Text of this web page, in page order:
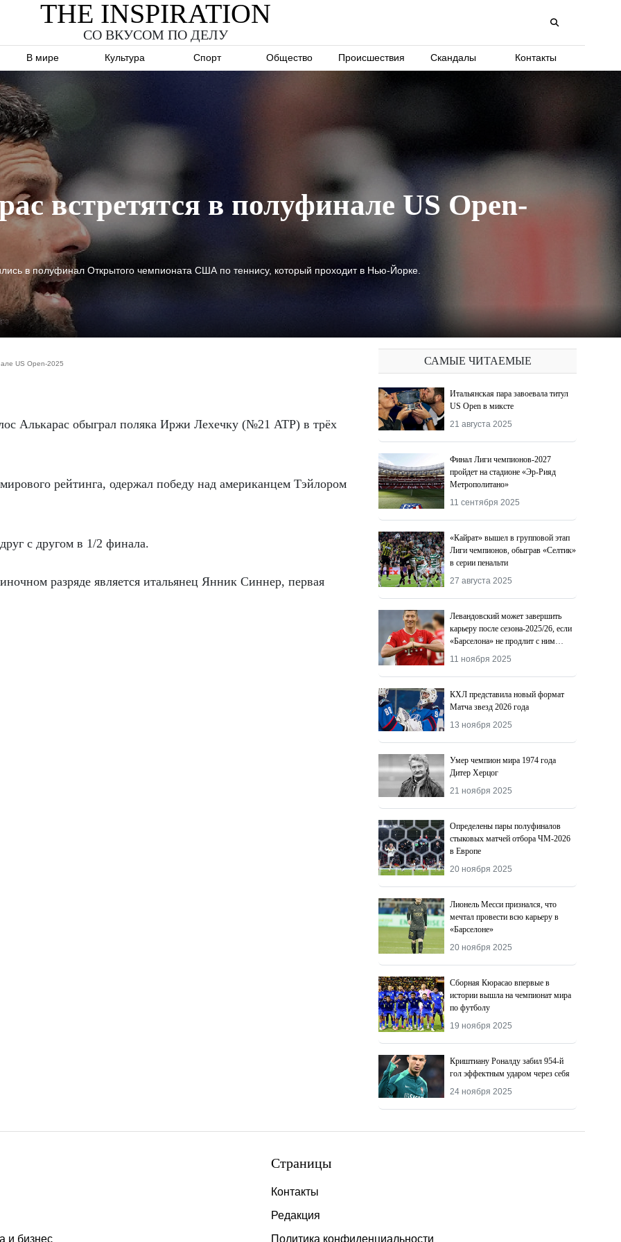
THE INSPIRATION
СО ВКУСОМ ПО ДЕЛУ
В мире Культура Спорт Общество Происшествия Скандалы Контакты
встретятся в полуфинале US Open-
в полуфинал Открытого чемпионата США по теннису, который проходит в Нью-Йорке.
US Open-2025
рейтинга, одержал победу над американцем Тэйлором
с другом в 1/2 финала.
разряде является итальянец Янник Синнер, первая
САМЫЕ ЧИТАЕМЫЕ
Итальянская пара завоевала титул
US Open в миксте
21 августа 2025
Финал Лиги чемпионов-2027
пройдет на стадионе «Эр-Рияд
Метрополитано»
11 сентября 2025
«Кайрат» вышел в групповой этап
Лиги чемпионов, обыграв «Селтик»
в серии пенальти
27 августа 2025
Левандовский может завершить
карьеру после сезона-2025/26, если
«Барселона» не продлит с ним
контракт
11 ноября 2025
КХЛ представила новый формат
Матча звезд 2026 года
13 ноября 2025
Умер чемпион мира 1974 года
Дитер Херцог
21 ноября 2025
Определены пары полуфиналов
стыковых матчей отбора ЧМ-2026
в Европе
20 ноября 2025
Лионель Месси признался, что
мечтал провести всю карьеру в
«Барселоне»
20 ноября 2025
Сборная Кюрасао впервые в
истории вышла на чемпионат мира
по футболу
19 ноября 2025
Криштиану Роналду забил 954-й
гол эффектным ударом через себя
24 ноября 2025
и бизнес
Страницы
Контакты
Редакция
Политика конфиденциальности